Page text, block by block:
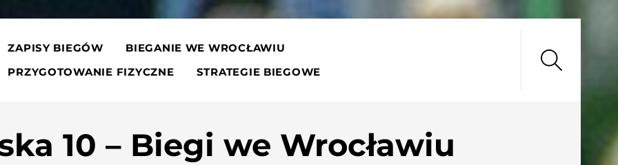
ZAPISY BIEGÓW
BIEGANIE WE WROCŁAWIU
PRZYGOTOWANIE FIZYCZNE
STRATEGIE BIEGOWE
10 – Biegi we Wrocławiu